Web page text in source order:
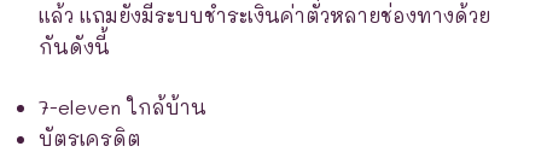
แล้ว แถมยังมีระบบชำระเงินค่าตั๋วหลายช่องทางด้วย
กันดังนี้
7-eleven ใกล้บ้าน
บัตรเครดิต